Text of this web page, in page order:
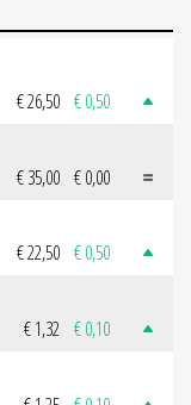
€ 26,50 € 0,50
€ 35,00 € 0,00
€ 22,50 € 0,50
€ 1,32 € 0,10